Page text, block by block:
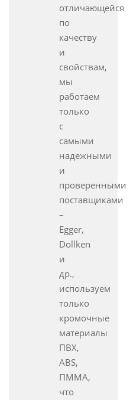
отличающейся
по
качеству
и
свойствам,
мы
работаем
только
с
самыми
надежными
и
проверенными
поставщиками
–
Egger,
Dollken
и
др.,
используем
только
кромочные
материалы
ПВХ,
ABS,
ПММА,
что